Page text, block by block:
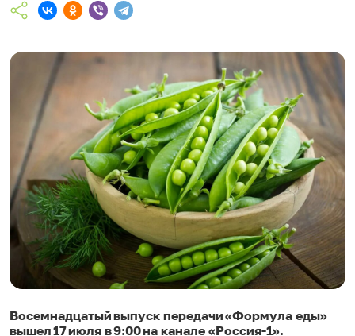
Восемнадцатый выпуск передачи «Формула еды»
вышел 17 июля в 9:00 на канале «Россия-1».